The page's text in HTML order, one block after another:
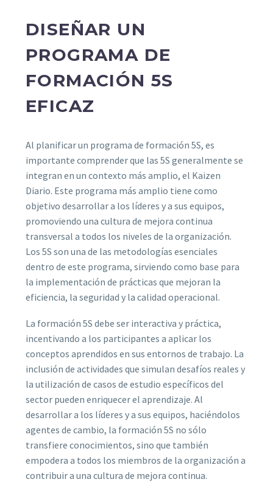
DISEÑAR UN
PROGRAMA DE
FORMACIÓN 5S
EFICAZ
Al planificar un programa de formación 5S, es
importante comprender que las 5S generalmente se
integran en un contexto más amplio, el Kaizen
Diario. Este programa más amplio tiene como
objetivo desarrollar a los líderes y a sus equipos,
promoviendo una cultura de mejora continua
transversal a todos los niveles de la organización.
Los 5S son una de las metodologías esenciales
dentro de este programa, sirviendo como base para
la implementación de prácticas que mejoran la
eficiencia, la seguridad y la calidad operacional.
La formación 5S debe ser interactiva y práctica,
incentivando a los participantes a aplicar los
conceptos aprendidos en sus entornos de trabajo. La
inclusión de actividades que simulan desafíos reales y
la utilización de casos de estudio específicos del
sector pueden enriquecer el aprendizaje. Al
desarrollar a los líderes y a sus equipos, haciéndolos
agentes de cambio, la formación 5S no sólo
transfiere conocimientos, sino que también
empodera a todos los miembros de la organización a
contribuir a una cultura de mejora continua.